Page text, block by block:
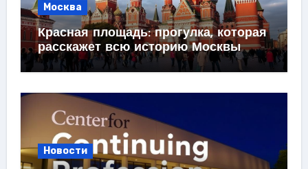
Москва
Красная площадь: прогулка, которая
расскажет всю историю Москвы
Новости